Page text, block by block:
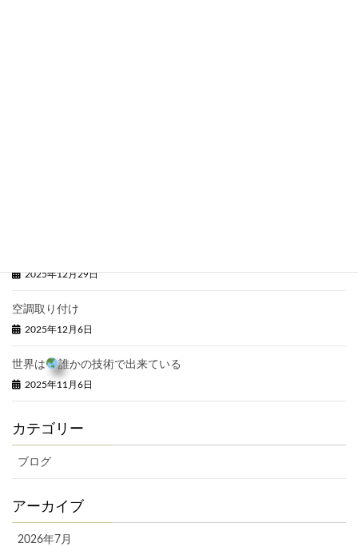
2025年12月29日
空調取り付け
2025年12月6日
世界は 誰かの技術で出来ている
2025年11月6日
カテゴリー
ブログ
アーカイブ
2026年7月